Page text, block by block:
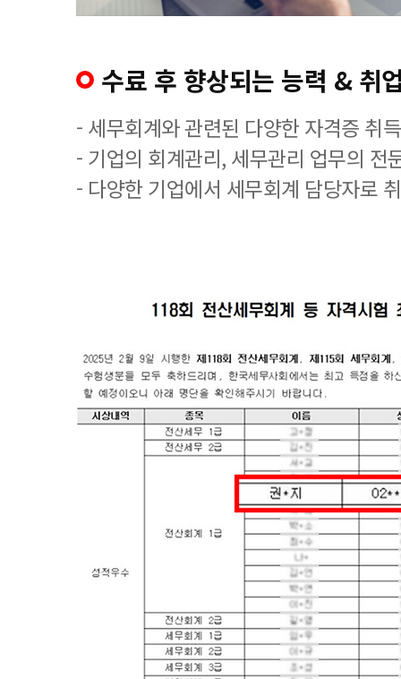
수료 후 향상되는 능력 & 취
- 세무회계와 관련된 다양한 자격증 취
- 기업의 회계관리, 세무관리 업무의 전
- 다양한 기업에서 세무회계 담당자로